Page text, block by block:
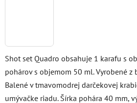
Shot set Quadro obsahuje 1 karafu s
pohárov s objemom 50 ml. Vyrobené
Balené v tmavomodrej darčekovej
umývačke riadu. Šírka pohára 40 mm,